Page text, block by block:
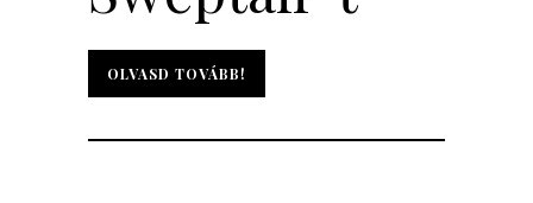
OLVASD TOVÁBB!
OLVASD TOVÁBB!